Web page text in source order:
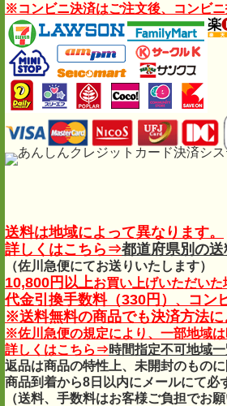
※コンビニ決済はご注文後、コンビ
送料は地域によって異なります。
詳しくはこちら⇒都道府県別の
（佐川急便にてお送りいたします）
10,800円以上お買い上げいただいた
代金引換手数料（330円） 、
コン
※送料無料の商品でも決済方法
※佐川急便の規定により、一部地域
詳しくはこちら⇒時間指定不可地域
返品は商品の特性上、未開封のもの
商品到着から8日以内にメールにて必
（送料、手数料はお客様ご負担でお